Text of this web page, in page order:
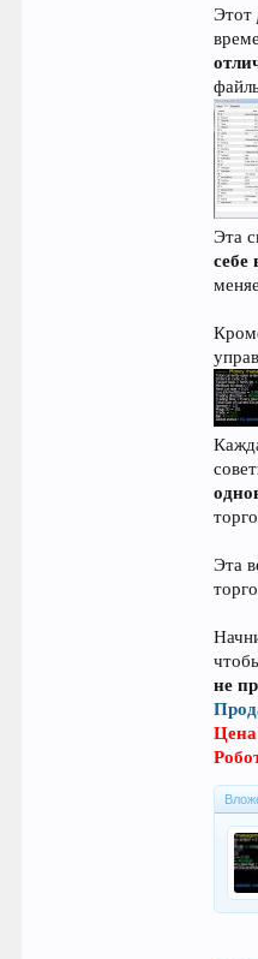
Этот
Эта
себе
Эта
не
Цена